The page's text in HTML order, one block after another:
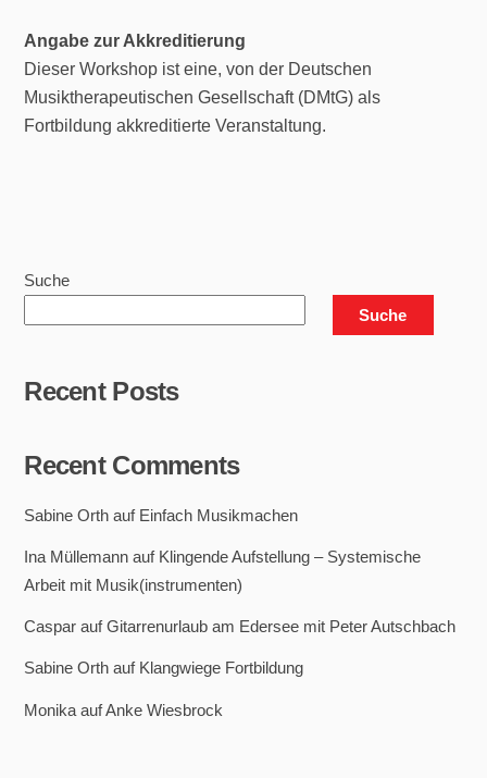
Angabe zur Akkreditierung
Dieser Workshop ist eine, von der Deutschen
Musiktherapeutischen Gesellschaft (DMtG) als
Fortbildung akkreditierte Veranstaltung.
Suche
Suche
Recent Posts
Recent Comments
Sabine Orth auf Einfach Musikmachen
Ina Müllemann auf Klingende Aufstellung – Systemische
Arbeit mit Musik(instrumenten)
Caspar aufGitarrenurlaub am Edersee mit Peter Autschbach
Sabine Orth auf Klangwiege Fortbildung
Monika aufAnke Wiesbrock